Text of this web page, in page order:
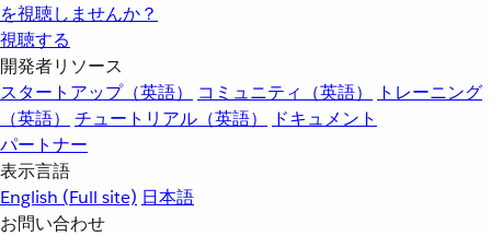
を視聴しませんか？
視聴する
開発者リソース
スタートアップ（英語）
コミュニティ（英語）
トレーニング
（英語）
チュートリアル（英語）
ドキュメント
パートナー
表示言語
English (Full site) 日本語
お問い合わせ